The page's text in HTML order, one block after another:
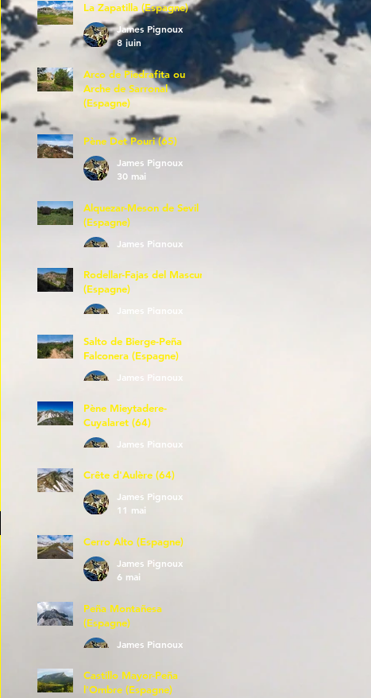
La Zapatilla (Espagne)
James Pignoux
8 juin
Arco de Piedrafita ou
Arche de Sarronal
(Espagne)
James Pignoux
7 juin
Pène Det Pouri (65)
James Pignoux
30 mai
Alquezar-Meson de Sevil
(Espagne)
James Pignoux
Rodellar-Fajas del Mascun
(Espagne)
James Pignoux
Salto de Bierge-Peña
Falconera (Espagne)
James Pignoux
Pène Mieytadere-
Cuyalaret (64)
James Pignoux
Crête d'Aulère (64)
James Pignoux
11 mai
Cerro Alto (Espagne)
James Pignoux
6 mai
Peña Montañesa
(Espagne)
James Pignoux
Castillo Mayor-Peña
l'Ombre (Espagne)